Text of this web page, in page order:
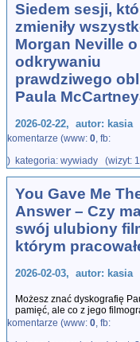
Siedem sesji,
zmieniły
Morgan Neville o
odkrywaniu
prawdziwego
Paula
2026-02-22, autor: kasia
rozmowie z Jackiem
wielomiesięcznej pracy...
komentarze (www: 0, fb:
) kategoria: wywiady (wizyt:
You Gave Me
Answer – Czy
swój ulubiony
którym
2026-02-03, autor: kasia
Możesz znać dyskografię
pamięć, ale co z jego
wykonawca – do swojego
komentarze (www: 0, fb: